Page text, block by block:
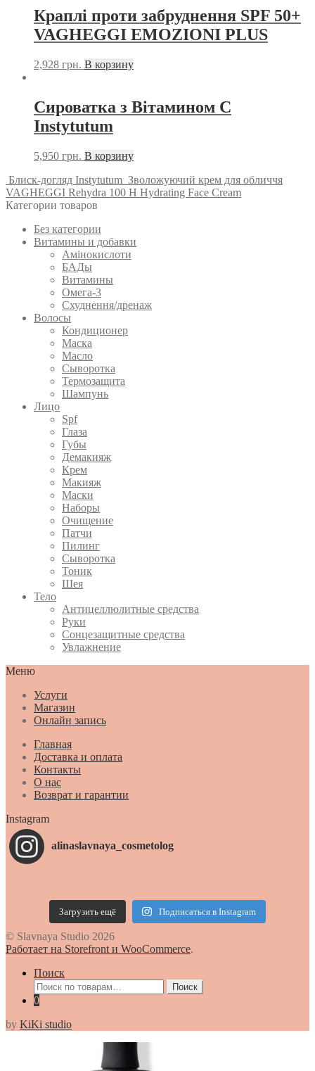
Краплі проти забруднення SPF 50+
VAGHEGGI EMOZIONI PLUS
2,928 грн. В корзину
Сироватка з Вітамином С
Instytutum
5,950 грн. В корзину
Блиск-догляд Instytutum Зволожуючий крем для обличчя
VAGHEGGI Rehydra 100 H Hydrating Face Cream
Категории товаров
Без категории
Витамины и добавки
Амінокислоти
БАДы
Витамины
Омега-3
Схуднення/дренаж
Волосы
Кондиционер
Маска
Масло
Сыворотка
Термозащита
Шампунь
Лицо
Spf
Глаза
Губы
Демакияж
Крем
Макияж
Маски
Наборы
Очищение
Патчи
Пилинг
Сыворотка
Тоник
Шея
Тело
Антицеллюлитные средства
Руки
Сонцезащитные средства
Увлажнение
Меню
Услуги
Магазин
Онлайн запись
Главная
Доставка и оплата
Контакты
О нас
Возврат и гарантии
Instagram
alinaslavnaya_cosmetolog
Загрузить ещё Подписаться в Instagram
© Slavnaya Studio 2026
Работает на Storefront и WooCommerce.
Поиск
Искать:
Поиск
0
by KiKi studio